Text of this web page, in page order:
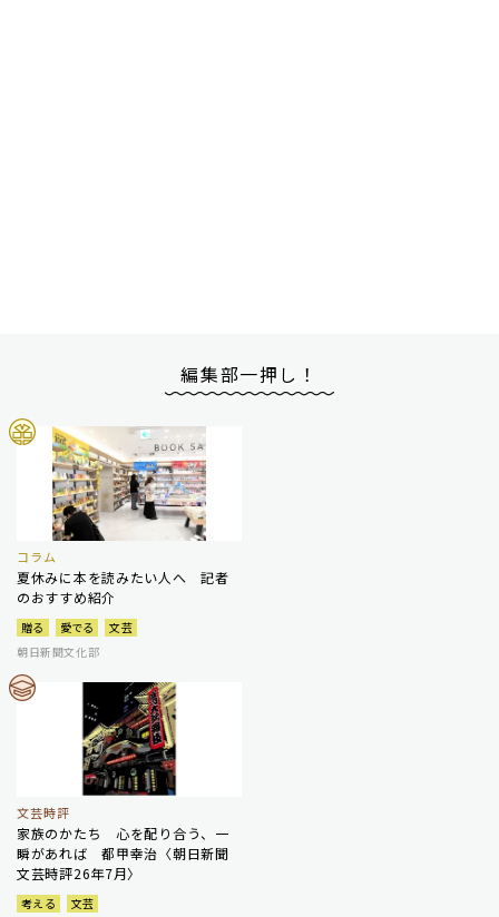
編集部一押し！
コラム
夏休みに本を読みたい人へ 記者
のおすすめ紹介
贈る 愛でる
文芸
朝日新聞文化部
文芸時評
家族のかたち 心を配り合う、一
瞬があれば 都甲幸治〈朝日新聞
文芸時評26年7月〉
考える
文芸